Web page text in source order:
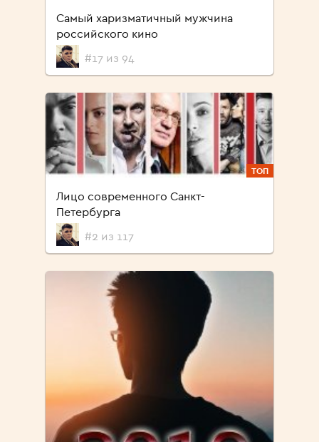
Самый харизматичный мужчина
российского кино
#17 из 94
ТОП
Лицо современного Санкт-
Петербурга
#2 из 117